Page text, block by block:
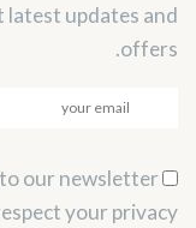
latest updates and
offers.
your privacy